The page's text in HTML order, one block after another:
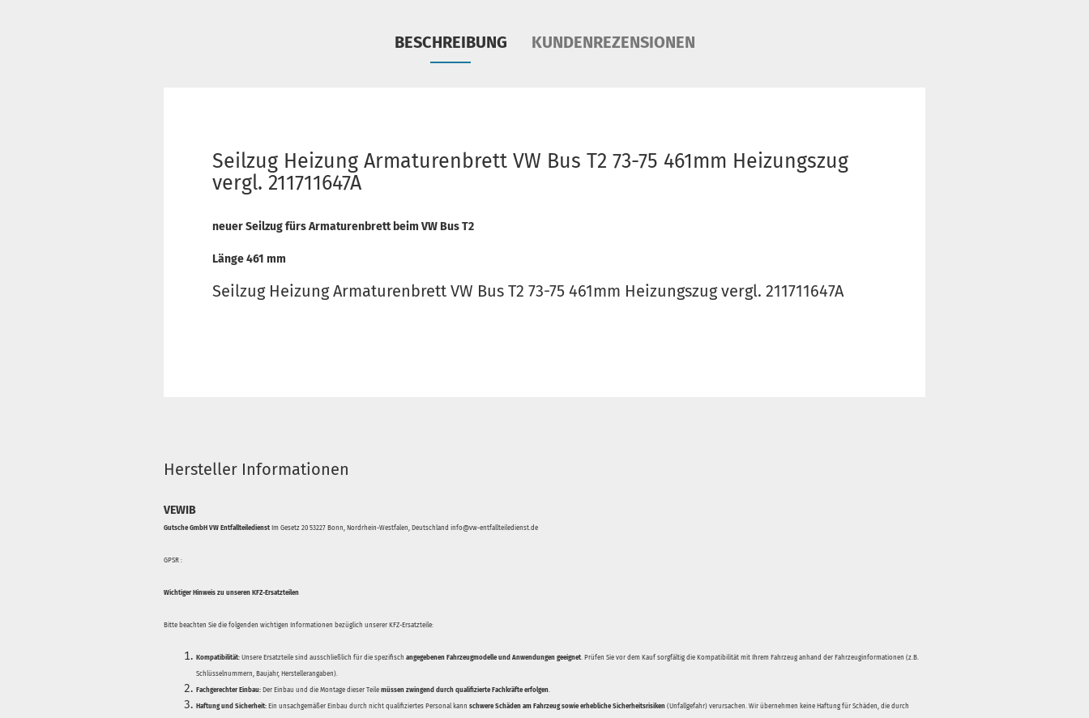
BESCHREIBUNG KUNDENREZENSIONEN
Seilzug Heizung Armaturenbrett VW Bus T2 73-75 461mm Heizungszug
vergl. 211711647A
neuer Seilzug fürs Armaturenbrett beim VW Bus T2
Länge 461 mm
Seilzug Heizung Armaturenbrett VW Bus T2 73-75 461mm Heizungszug vergl. 211711647A
Hersteller Informationen
VEWIB
Gutsche GmbH VW Entfallteiledienst Im Gesetz 20 53227 Bonn, Nordrhein-Westfalen, Deutschland info@vw-entfallteiledienst.de
GPSR :
Wichtiger Hinweis zu unseren KFZ-Ersatzteilen
Bitte beachten Sie die folgenden wichtigen Informationen bezüglich unserer KFZ-Ersatzteile:
Kompatibilität: Unsere Ersatzteile sind ausschließlich für die spezifisch angegebenen Fahrzeugmodelle und Anwendungen geeignet. Prüfen Sie vor dem Kauf sorgfältig die Kompatibilität mit Ihrem Fahrzeug anhand der Fahrzeuginformationen (z.B.
Schlüsselnummern, Baujahr, Herstellerangaben).
Fachgerechter Einbau: Der Einbau und die Montage dieser Teile müssen zwingend durch qualifizierte Fachkräfte erfolgen.
Haftung und Sicherheit: Ein unsachgemäßer Einbau durch nicht qualifiziertes Personal kann schwere Schäden am Fahrzeug sowie erhebliche Sicherheitsrisiken (Unfallgefahr) verursachen. Wir übernehmen keine Haftung für Schäden, die durch